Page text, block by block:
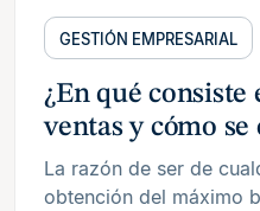
GESTIÓN EMPRESARIAL
¿En qué consiste
ventas y cómo se
La razón de ser de
obtención del máximo